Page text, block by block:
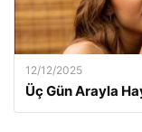
12/12/2025
Üç Gün Arayla